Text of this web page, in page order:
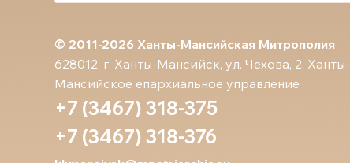
© 2011-2026 Ханты-Мансийская Митрополия
628012, г. Ханты-Мансийск, ул. Чехова, 2. Ханты-
Мансийское епархиальное управление
+7 (3467) 318-375
+7 (3467) 318-376